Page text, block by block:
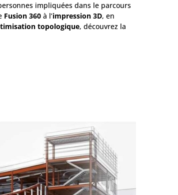
impliquées dans le parcours
Fusion 360 à l’impression 3D, en
topologique, découvrez la